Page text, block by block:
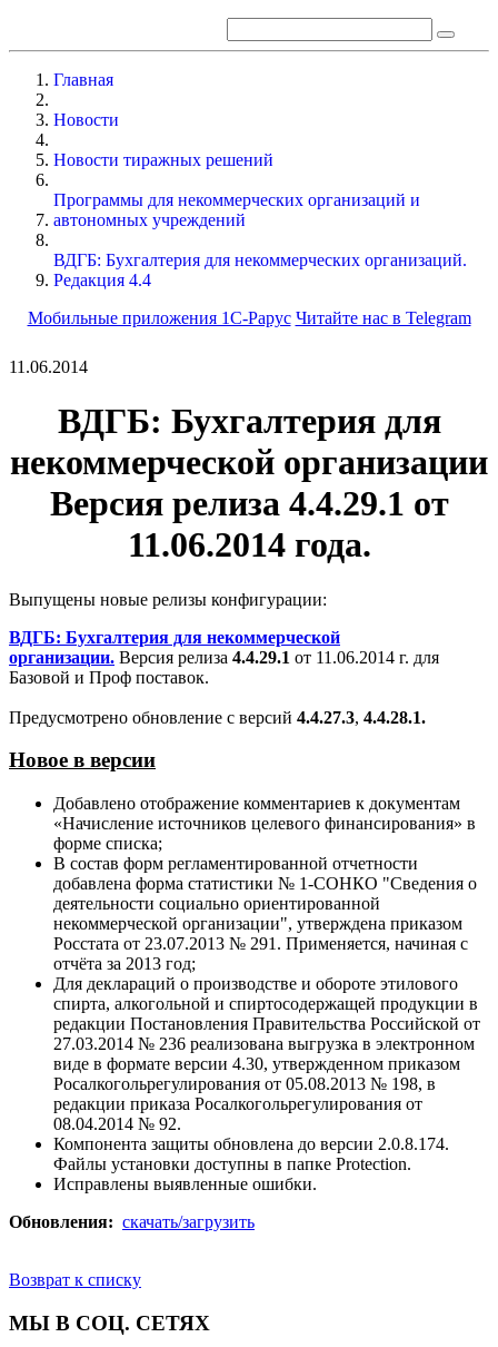
Главная
Новости
Новости тиражных решений
Программы для некоммерческих организаций и
автономных учреждений
ВДГБ: Бухгалтерия для некоммерческих организаций.
Редакция 4.4
Мобильные приложения 1С-Рарус Читайте нас в Telegram
11.06.2014
ВДГБ: Бухгалтерия для
некоммерческой организации
Версия релиза 4.4.29.1 от
11.06.2014 года.
Выпущены новые релизы конфигурации:
ВДГБ: Бухгалтерия для некоммерческой
организации. Версия релиза 4.4.29.1 от 11.06.2014 г. для
Базовой и Проф поставок.
Предусмотрено обновление с версий 4.4.27.3, 4.4.28.1.
Новое в версии
Добавлено отображение комментариев к документам
«Начисление источников целевого финансирования» в
форме списка;
В состав форм регламентированной отчетности
добавлена форма статистики № 1-СОНКО "Сведения о
деятельности социально ориентированной
некоммерческой организации", утверждена приказом
Росстата от 23.07.2013 № 291. Применяется, начиная с
отчёта за 2013 год;
Для деклараций о производстве и обороте этилового
спирта, алкогольной и спиртосодержащей продукции в
редакции Постановления Правительства Российской от
27.03.2014 № 236 реализована выгрузка в электронном
виде в формате версии 4.30, утвержденном приказом
Росалкогольрегулирования от 05.08.2013 № 198, в
редакции приказа Росалкогольрегулирования от
08.04.2014 № 92.
Компонента защиты обновлена до версии 2.0.8.174.
Файлы установки доступны в папке Protection.
Исправлены выявленные ошибки.
Обновления: скачать/загрузить
Возврат к списку
МЫ В СОЦ. СЕТЯХ